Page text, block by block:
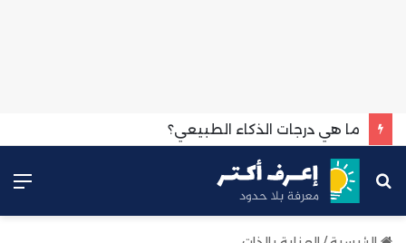
ما هي درجات الذكاء الطبيعي؟
بحث
عن